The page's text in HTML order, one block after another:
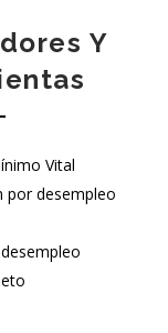
Y
Vital
por desempleo